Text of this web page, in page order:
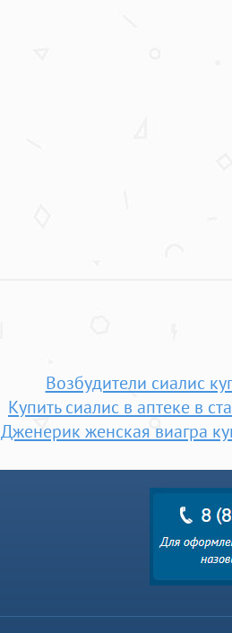
Возбудители сиалис
Купить сиалис в аптеке в
Дженерик женская виагра